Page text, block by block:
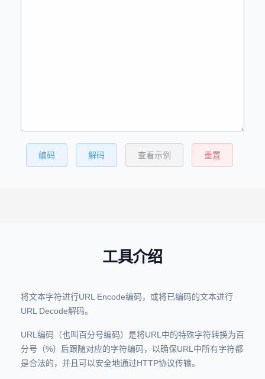
编码 解码 查看示例 重置
工具介绍
将文本字符进行URL Encode编码，或将已编码的文本进行
URL Decode解码。
URL编码（也叫百分号编码）是将URL中的特殊字符转换为百
分号（%）后跟随对应的字符编码，以确保URL中所有字符都
是合法的，并且可以安全地通过HTTP协议传输。